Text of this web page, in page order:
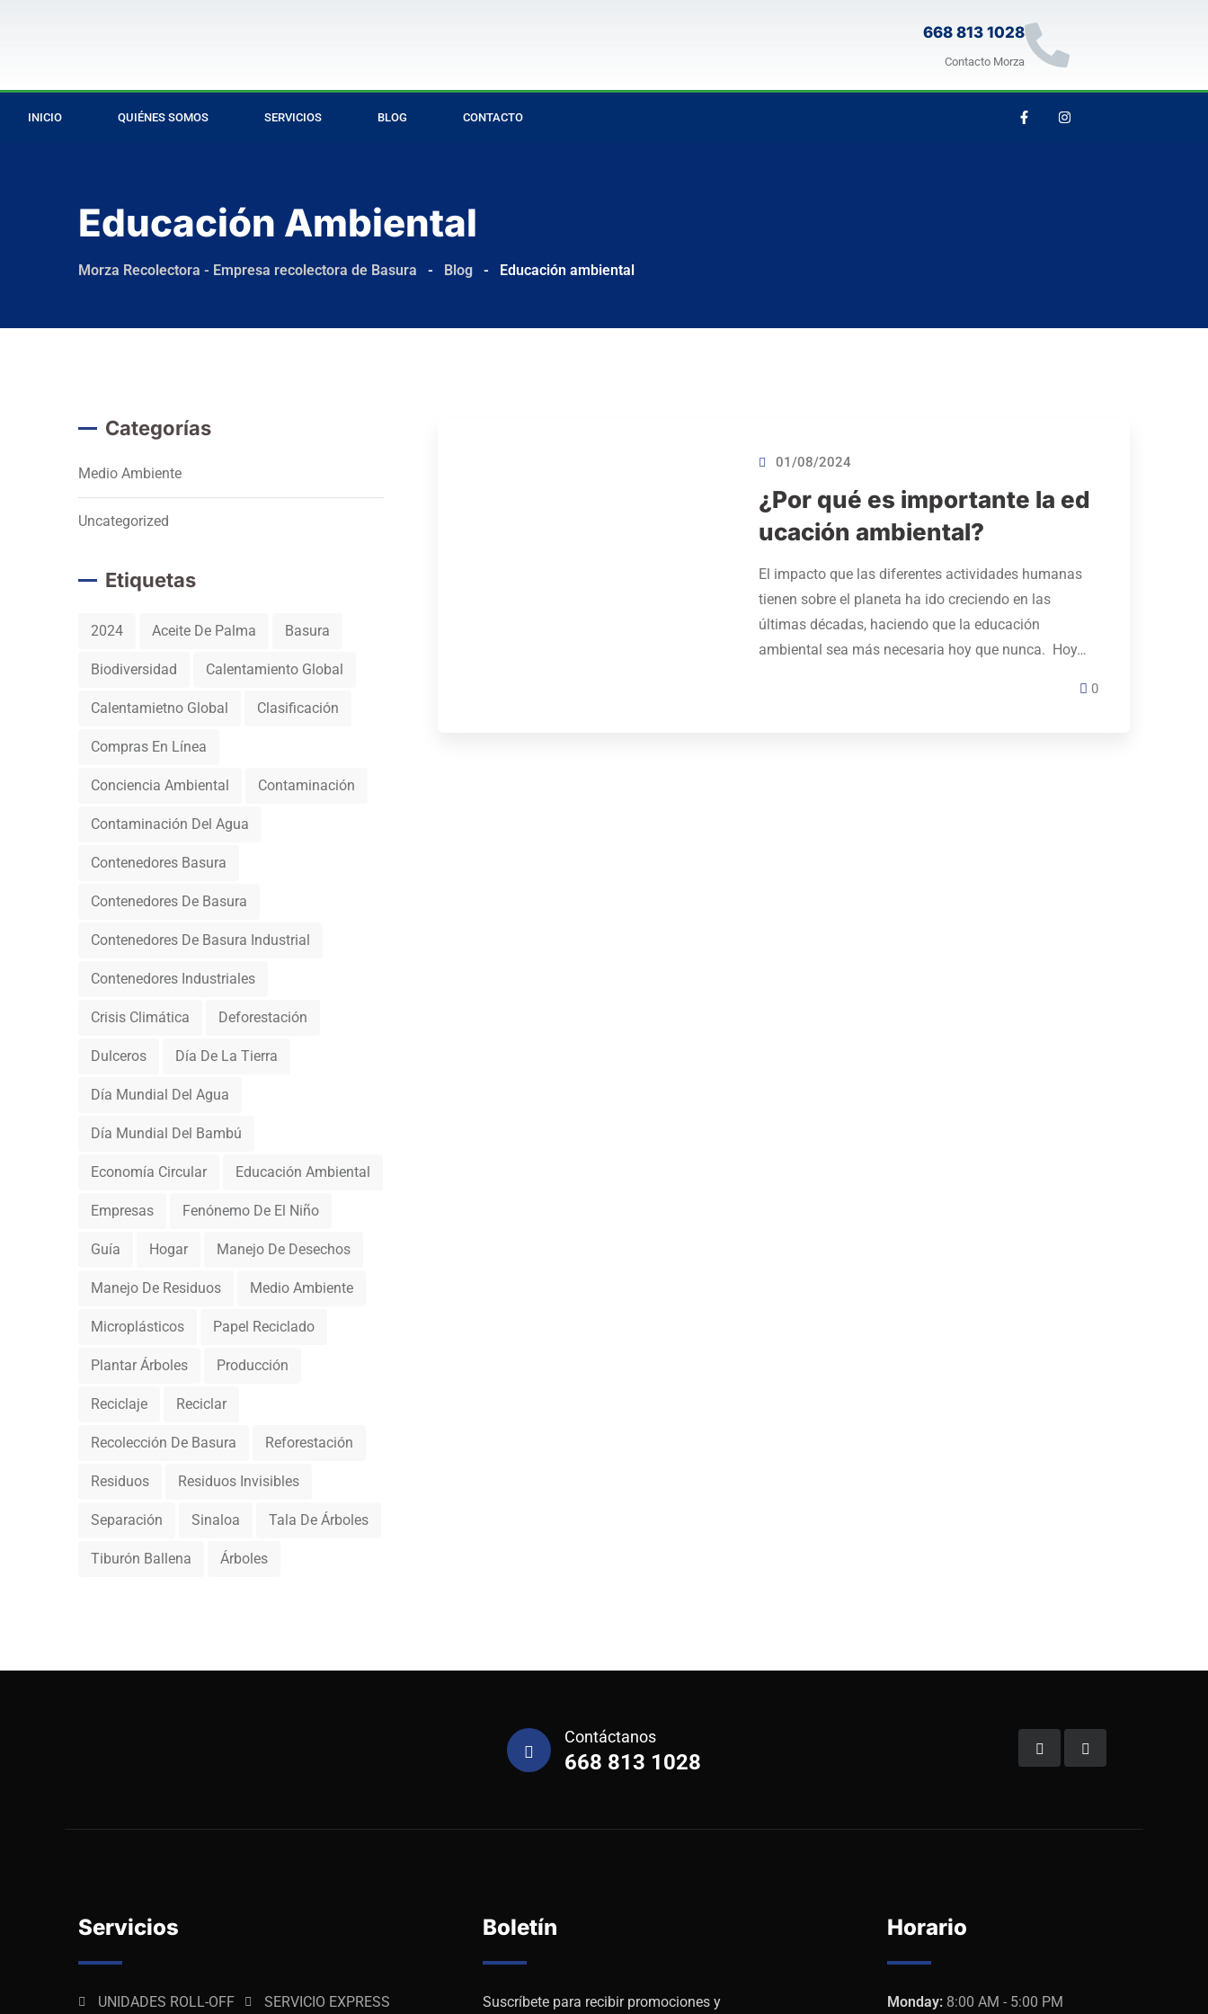
668 813 1028
Contacto Morza
INICIO QUIÉNES SOMOS SERVICIOS BLOG CONTACTO
Educación Ambiental
Morza Recolectora - Empresa recolectora de Basura - Blog - Educación ambiental
Categorías
Medio Ambiente
Uncategorized
Etiquetas
2024 Aceite De Palma Basura
Biodiversidad Calentamiento Global
Calentamietno Global Clasificación
Compras En Línea
Conciencia Ambiental Contaminación
Contaminación Del Agua
Contenedores Basura
Contenedores De Basura
Contenedores De Basura Industrial
Contenedores Industriales
Crisis Climática Deforestación
Dulceros Día De La Tierra
Día Mundial Del Agua
Día Mundial Del Bambú
Economía Circular Educación Ambiental
Empresas Fenónemo De El Niño
Guía Hogar Manejo De Desechos
Manejo De Residuos Medio Ambiente
Microplásticos Papel Reciclado
Plantar Árboles Producción
Reciclaje Reciclar
Recolección De Basura Reforestación
Residuos Residuos Invisibles
Separación Sinaloa Tala De Árboles
Tiburón Ballena Árboles
01/08/2024
¿Por qué es importante la ed
ucación ambiental?
El impacto que las diferentes actividades humanas
tienen sobre el planeta ha ido creciendo en las
últimas décadas, haciendo que la educación
ambiental sea más necesaria hoy que nunca. Hoy…
0
Contáctanos
668 813 1028
Servicios
UNIDADES ROLL-OFF SERVICIO EXPRESS
Boletín
Suscríbete para recibir promociones y
Horario
Monday: 8:00 AM - 5:00 PM